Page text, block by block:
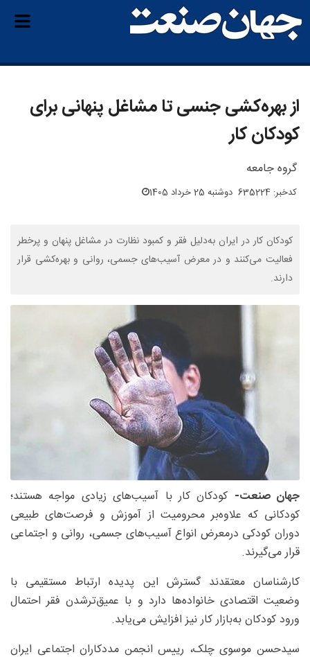
از بهره‌کشی جنسی تا مشاغل پنهانی برای
کودکان کار
گروه جامعه
کدخبر: 635224 دوشنبه 25 خرداد 1405
کودکان کار در ایران به‌دلیل فقر و کمبود نظارت در مشاغل پنهان و پرخطر
فعالیت می‌کنند و در معرض آسیب‌های جسمی، روانی و بهره‌کشی قرار
دارند.
جهان صنعت- کودکان کار با آسیب‌های زیادی مواجه هستند؛
کودکانی که علاوه‌بر محرومیت از آموزش و فرصت‌های طبیعی
دوران کودکی درمعرض انواع آسیب‌های جسمی، روانی و اجتماعی
قرار می‌گیرند.
کارشناسان معتقدند گسترش این پدیده ارتباط مستقیمی با
وضعیت اقتصادی خانواده‌ها دارد و با عمیق‌ترشدن فقر احتمال
ورود کودکان به‌بازار کار نیز افزایش می‌یابد.
سیدحسن موسوی چلک، رییس انجمن مددکاران اجتماعی ایران